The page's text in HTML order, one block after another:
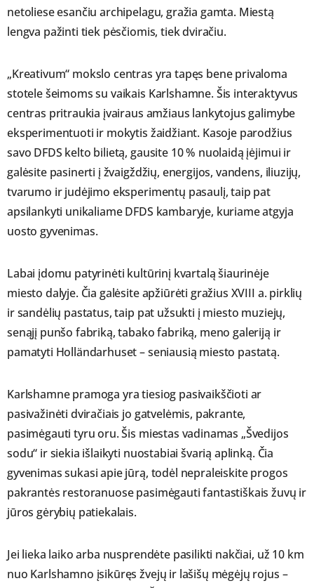
netoliese esančiu archipelagu, gražia gamta. Miestą
lengva pažinti tiek pėsčiomis, tiek dviračiu.
„Kreativum“ mokslo centras yra tapęs bene privaloma
stotele šeimoms su vaikais Karlshamne. Šis interaktyvus
centras pritraukia įvairaus amžiaus lankytojus galimybe
eksperimentuoti ir mokytis žaidžiant. Kasoje parodžius
savo DFDS kelto bilietą, gausite 10 % nuolaidą įėjimui ir
galėsite pasinerti į žvaigždžių, energijos, vandens, iliuzijų,
tvarumo ir judėjimo eksperimentų pasaulį, taip pat
apsilankyti unikaliame DFDS kambaryje, kuriame atgyja
uosto gyvenimas.
Labai įdomu patyrinėti kultūrinį kvartalą šiaurinėje
miesto dalyje. Čia galėsite apžiūrėti gražius XVIII a. pirklių
ir sandėlių pastatus, taip pat užsukti į miesto muziejų,
senąjį punšo fabriką, tabako fabriką, meno galeriją ir
pamatyti Holländarhuset – seniausią miesto pastatą.
Karlshamne pramoga yra tiesiog pasivaikščioti ar
pasivažinėti dviračiais jo gatvelėmis, pakrante,
pasimėgauti tyru oru. Šis miestas vadinamas „Švedijos
sodu“ ir siekia išlaikyti nuostabiai švarią aplinką. Čia
gyvenimas sukasi apie jūrą, todėl nepraleiskite progos
pakrantės restoranuose pasimėgauti fantastiškais žuvų ir
jūros gėrybių patiekalais.
Jei lieka laiko arba nusprendėte pasilikti nakčiai, už 10 km
nuo Karlshamno įsikūręs žvejų ir lašišų mėgėjų rojus –